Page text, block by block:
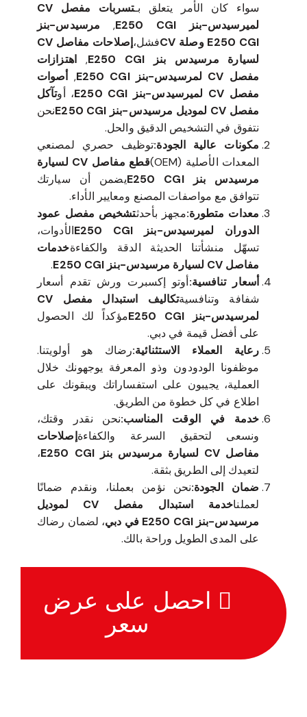
سواء كان الأمر يتعلق بـ
تسربات مفصل CV
لميرسيدس-بنز E250 CGI
, مرسيدس-بنز
E250 CGI وصلة CV
فشل،
إصلاحات مفاصل CV
لسيارة مرسيدس بنز E250 CGI
,اهتزازات
مفصل CV لمرسيدس-بنز E250 CGI
, أصوات
مفصل CV لميرسيدس-بنز E250 CGI
، أوتآكل
مفصل CV لموديل مرسيدس-بنز E250 CGI
نحن
نتفوق في التشخيص الدقيق والحل.
مكونات عالية الجودة:توظيف حصري لمصنعي
المعدات الأصلية (OEM)
قطع مفاصل CV لسيارة
مرسيدس بنز E250 CGI
يضمن أن سيارتك
تتوافق مع مواصفات المصنع ومعايير الأداء.
معدات متطورة:مجهز بأحدثتشخيص مفصل عمود
الدوران لميرسيدس-بنز E250 CGI
الأدوات،
تسهّل منشأتنا الحديثة الدقة والكفاءةخدمات
مفاصل CV لسيارة مرسيدس-بنز E250 CGI
.
أسعار تنافسية:أوتو إكسبرت ورش تقدم أسعار
شفافة وتنافسية
تكاليف استبدال مفصل CV
لمرسيدس-بنز E250 CGI
مؤكداً لك الحصول
على أفضل قيمة في دبي.
رعاية العملاء الاستثنائية:رضاك هو أولويتنا.
موظفونا الودودون وذو المعرفة يوجهونك خلال
العملية، يجيبون على استفساراتك ويبقونك على
اطلاع في كل خطوة من الطريق.
خدمة في الوقت المناسب:نحن نقدر وقتك،
ونسعى لتحقيق السرعة والكفاءةإصلاحات
مفاصل CV لسيارة مرسيدس بنز E250 CGI
،
لتعيدك إلى الطريق بثقة.
ضمان الجودة:نحن نؤمن بعملنا، ونقدم ضمانًا
لعملنا
خدمة استبدال مفصل CV لموديل
مرسيدس-بنز E250 CGI في دبي
، لضمان رضاك
على المدى الطويل وراحة بالك.
احصل على عرض
سعر